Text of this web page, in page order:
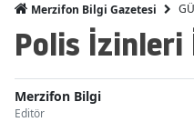
Merzifon Bilgi Gazetesi
Polis
Merzifon Bilgi
Editör